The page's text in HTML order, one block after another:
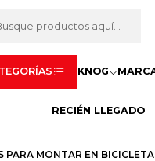
KNOG
RECIÉN LLEGADO
PARA MONTAR EN